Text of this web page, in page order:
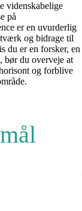
videnskabelige
på
er en uvurderlig
og bidrage til
du er en forsker, en
bør du overveje at
og forblive